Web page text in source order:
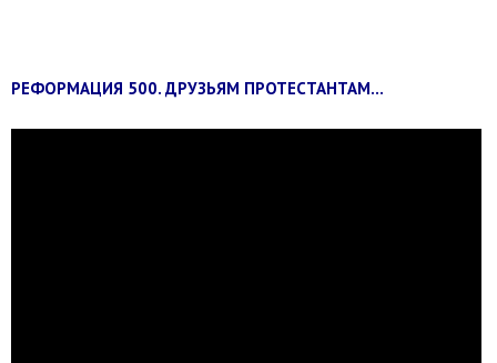
РЕФОРМАЦИЯ 500. ДРУЗЬЯМ ПРОТЕСТАНТАМ...